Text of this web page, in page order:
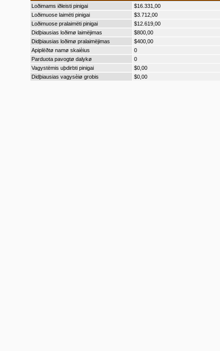
Loðimams iðleisti pinigai
$16.331,00
Loðimuose laimëti pinigai
$3.712,00
Loðimuose pralaimëti pinigai
$12.619,00
Didþiausias loðimø laimëjimas
$800,00
Didþiausias loðimø pralaimëjimas
$400,00
Apiplëðtø namø skaièius
0
Parduota pavogtø dalykø
0
Vagystëmis uþdirbti pinigai
$0,00
Didþiausias vagysèiø grobis
$0,00